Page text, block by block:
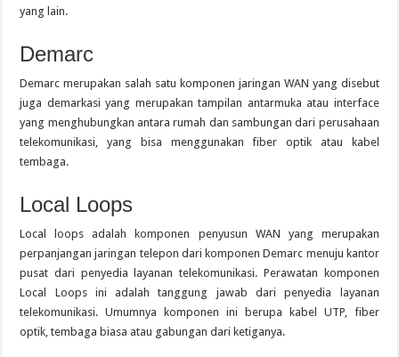
yang lain.
Demarc
Demarc merupakan salah satu komponen jaringan WAN yang disebut
juga demarkasi yang merupakan tampilan antarmuka atau interface
yang menghubungkan antara rumah dan sambungan dari perusahaan
telekomunikasi, yang bisa menggunakan fiber optik atau kabel
tembaga.
Local Loops
Local loops adalah komponen penyusun WAN yang merupakan
perpanjangan jaringan telepon dari komponen Demarc menuju kantor
pusat dari penyedia layanan telekomunikasi. Perawatan komponen
Local Loops ini adalah tanggung jawab dari penyedia layanan
telekomunikasi. Umumnya komponen ini berupa kabel UTP, fiber
optik, tembaga biasa atau gabungan dari ketiganya.